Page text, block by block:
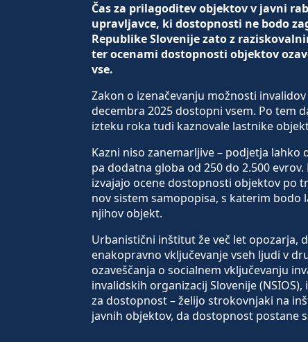
Čas za prilagoditev objektov v javni
upravljavce, ki dostopnosti ne bodo
Republike Slovenije zato z
ter ocenami dostopnosti objektov
vse.
Zakon o izenačevanju možnosti
decembra 2025 dostopni vsem. Po tem
izteku roka tudi kaznovale lastnike
Kazni niso zanemarljive – podjetja lahko
pa dodatna globa od 250 do 2.500
izvajajo ocene dostopnosti objektov po
nov sistem samopopisa, s katerim
njihov objekt.
Urbanistični inštitut že več let opozarja,
enakopravno vključevanje vseh ljudi v
ozaveščanja o socialnem vključevanju
invalidskih organizacij Slovenije
za dostopnost – želijo strokovnjaki na
javnih objektov, da dostopnost postane